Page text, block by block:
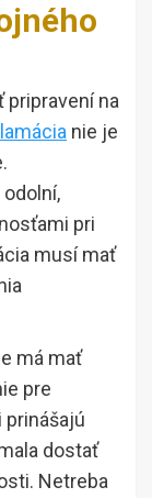
na
nie je
pri
musí mať
má mať
pre
prinášajú
dostať
Netreba